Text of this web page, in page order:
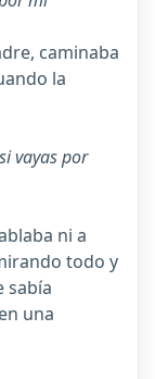
caminaba
la
vayas por
ni a
todo y
sabía
una